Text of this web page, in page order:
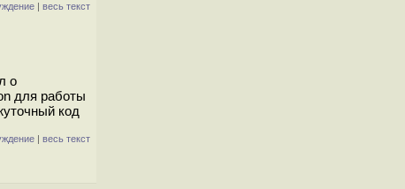
| весь текст
о
для работы
код
| весь текст